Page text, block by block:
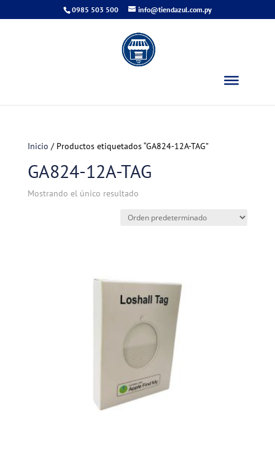
0985 503 500 info@tiendazul.com.py
Inicio / Productos etiquetados “GA824-12A-TAG”
GA824-12A-TAG
Mostrando el único resultado